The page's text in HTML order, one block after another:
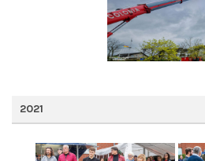
2021